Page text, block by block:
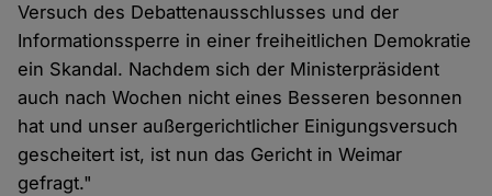
Versuch des Debattenausschlusses und der
Informationssperre in einer freiheitlichen Demokratie
ein Skandal. Nachdem sich der Ministerpräsident
auch nach Wochen nicht eines Besseren besonnen
hat und unser außergerichtlicher Einigungsversuch
gescheitert ist, ist nun das Gericht in Weimar
gefragt."